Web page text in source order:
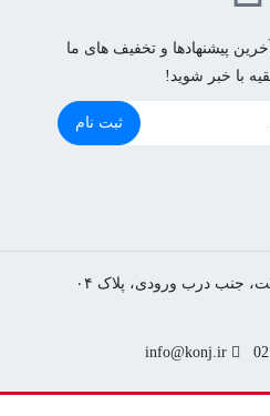
پیشنهادها و تخفیف های ما
با خبر شوید!
ثبت نام
میرداماد، مجتمع کامپیوتر پایتخت، جنب درب ورودی، پلاک ۰۴
info@konj.ir